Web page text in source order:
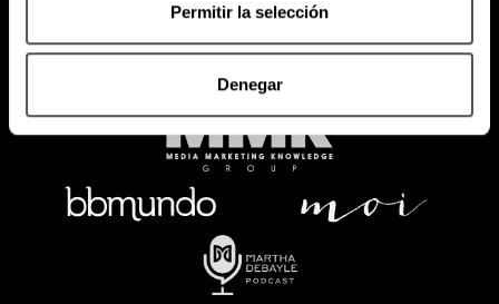
Permitir la selección
Denegar